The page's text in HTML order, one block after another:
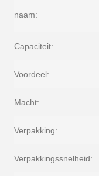
naam:
Capaciteit:
Voordeel:
Macht:
Verpakking:
Verpakkingssnelheid: